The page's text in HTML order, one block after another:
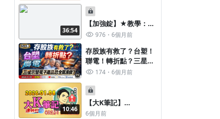
阿斯匹靈(邱正偉) VS.
資深分析師 廖祿民 來
賓資料早知道！
36:54
【加強錠】★教學：股
票貴還是便宜？V怪客
怪客(馮泉富) #黃啟乙
《我是金錢爆》
2026.0108 存股族有救
點？三星示警電子產品
恐全面漲價？
976 6個月前
存股族有救了？台塑！
聯電！轉折點？三星示
警電子產品恐全面漲
通錠 2026.0108 #大K
分析師(曾煥文) #財經V
怪客(馮泉富) #黃啟乙
174 6個月前
10:46
【大K筆記】
2026.0108我是金錢爆
6個月前